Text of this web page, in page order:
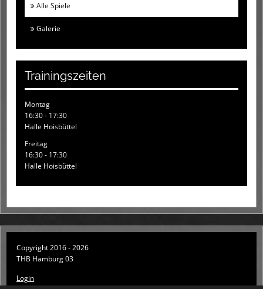
Alle Spiele
Galerie
Trainingszeiten
Montag
16:30 - 17:30
Halle Hoisbüttel
Freitag
16:30 - 17:30
Halle Hoisbüttel
Copyright 2016 - 2026
THB Hamburg 03
Login